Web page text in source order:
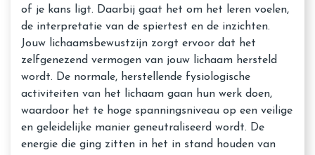
of je kans ligt. Daarbij gaat het om het leren voelen,
de interpretatie van de spiertest en de inzichten.
Jouw lichaamsbewustzijn zorgt ervoor dat het
zelfgenezend vermogen van jouw lichaam hersteld
wordt. De normale, herstellende fysiologische
activiteiten van het lichaam gaan hun werk doen,
waardoor het te hoge spanningsniveau op een veilige
en geleidelijke manier geneutraliseerd wordt. De
energie die ging zitten in het in stand houden van